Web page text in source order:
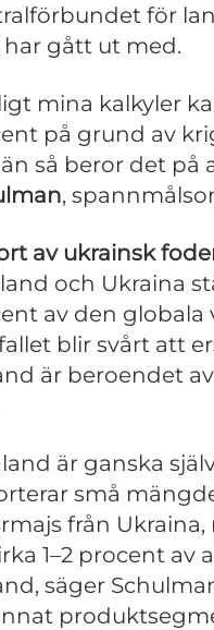
för
har gått ut med.
mina kalkyler
på grund av
så beror det på
,
av ukrainsk
och Ukraina
av den
blir svårt att
är beroendet
är ganska
små
från
1–2 procent av
säger